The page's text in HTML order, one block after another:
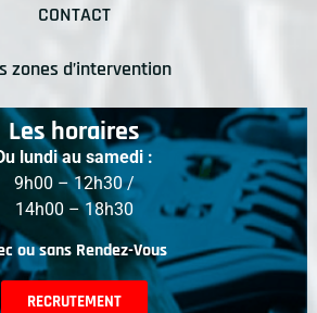
CONTACT
zones d’intervention
Les horaires
lundi au samedi :
9h00 – 12h30 /
14h00 – 18h30
ou sans Rendez-Vous
RECRUTEMENT